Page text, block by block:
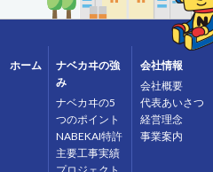
ホーム
ナベカヰの強
み
ナベカヰの5
つのポイント
NABEKAI特許
主要工事実績
会社情報
会社概要
代表あいさつ
経営理念
事業案内